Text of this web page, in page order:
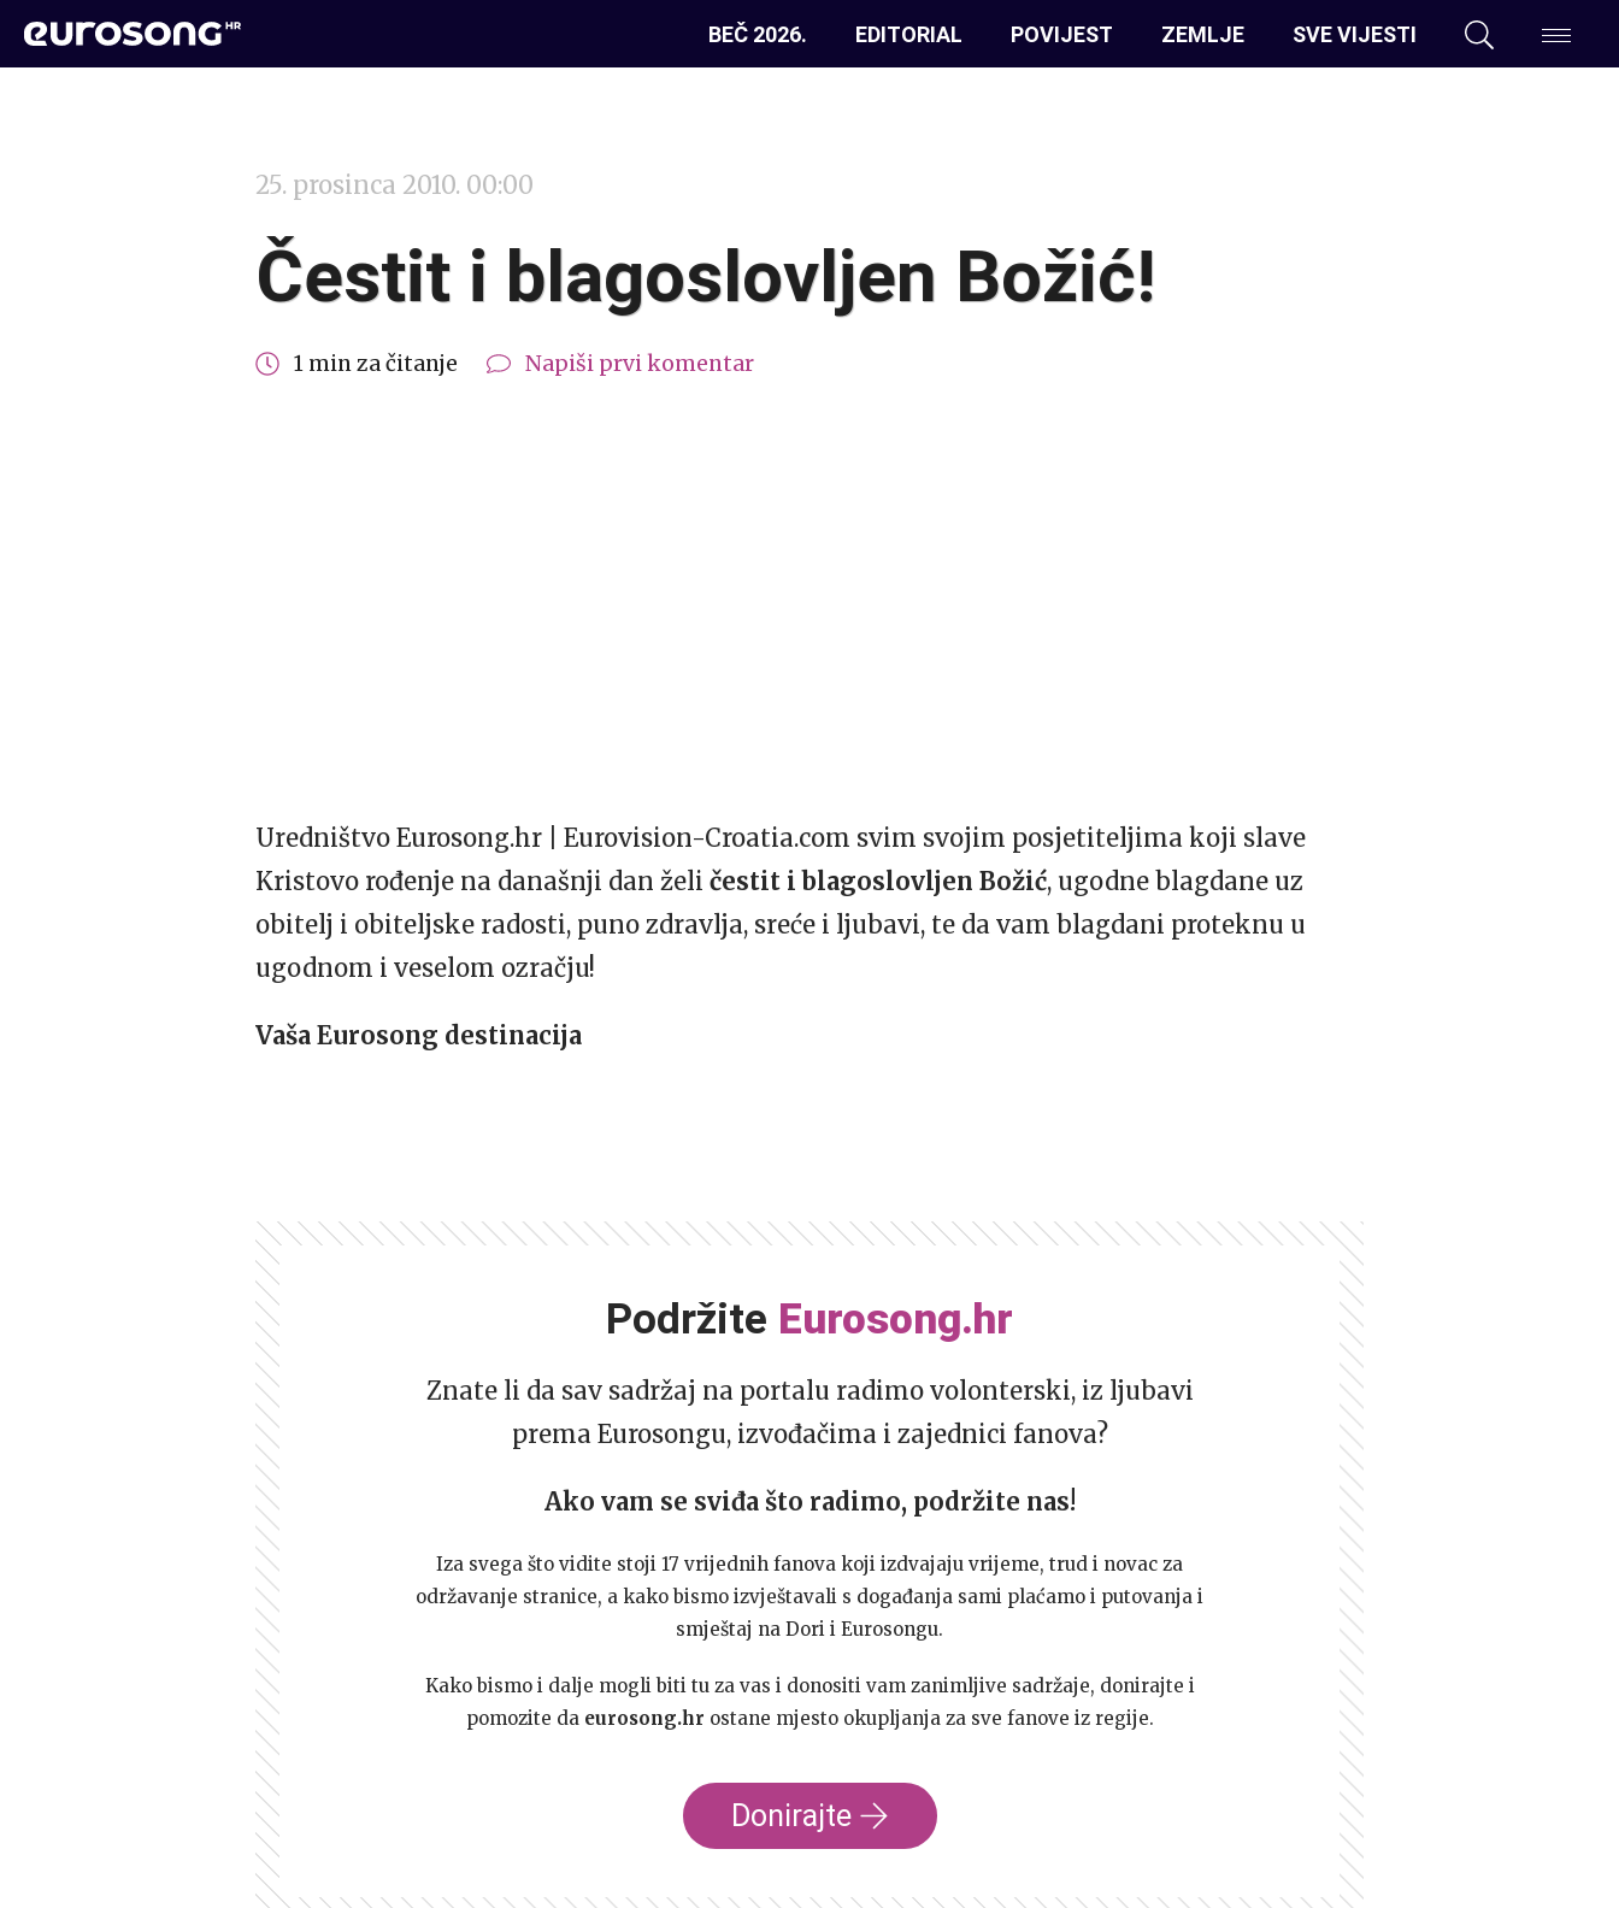
BEČ 2026. EDITORIAL POVIJEST ZEMLJE SVE VIJESTI
25. prosinca 2010. 00:00
Čestit i blagoslovljen Božić!
1 min za čitanje Napiši prvi komentar
Uredništvo Eurosong.hr | Eurovision-Croatia.com svim svojim posjetiteljima koji slave
Kristovo rođenje na današnji dan želi čestit i blagoslovljen Božić, ugodne blagdane uz
obitelj i obiteljske radosti, puno zdravlja, sreće i ljubavi, te da vam blagdani proteknu u
ugodnom i veselom ozračju!
Vaša Eurosong destinacija
Podržite Eurosong.hr
Znate li da sav sadržaj na portalu radimo volonterski, iz ljubavi
prema Eurosongu, izvođačima i zajednici fanova?
Ako vam se sviđa što radimo, podržite nas!
Iza svega što vidite stoji 17 vrijednih fanova koji izdvajaju vrijeme, trud i novac za
održavanje stranice, a kako bismo izvještavali s događanja sami plaćamo i putovanja i
smještaj na Dori i Eurosongu.
Kako bismo i dalje mogli biti tu za vas i donositi vam zanimljive sadržaje, donirajte i
pomozite da eurosong.hr ostane mjesto okupljanja za sve fanove iz regije.
Donirajte